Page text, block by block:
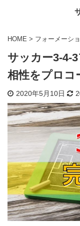
HOME > フォーメーシ
サッカー3-4-
相性をプロコ
2020年5月10日